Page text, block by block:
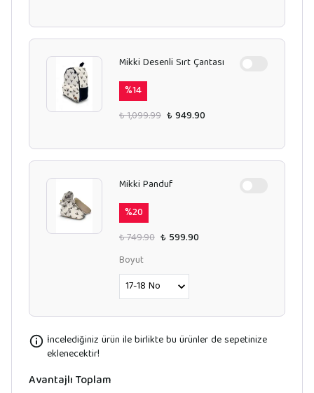
Mikki Desenli Sırt Çantası
%14
₺ 1,099.99 ₺ 949.90
Mikki Panduf
%20
₺ 749.90 ₺ 599.90
Boyut
İncelediğiniz ürün ile birlikte bu ürünler de sepetinize
eklenecektir!
Avantajlı Toplam